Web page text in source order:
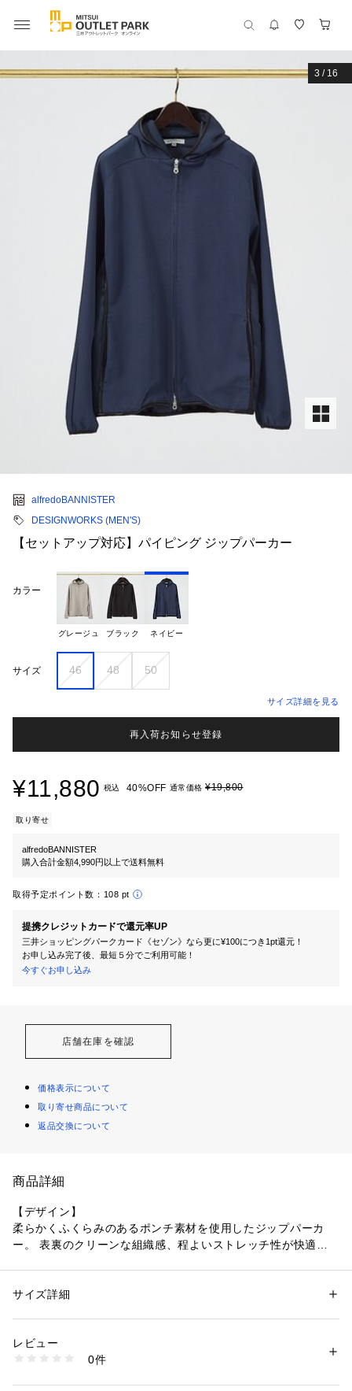
3 / 16
alfredoBANNISTER
DESIGNWORKS (MEN'S)
【セットアップ対応】パイピング ジップパーカー
カラー
グレージュ ブラック ネイビー
サイズ 46 48 50
サイズ詳細を見る
再入荷お知らせ登録
¥11,880 税込 40%OFF 通常価格 ¥19,800
取り寄せ
alfredoBANNISTER
購入合計金額4,990円以上で送料無料
取得予定ポイント数： 108 pt
提携クレジットカードで還元率UP
三井ショッピングパークカード《セゾン》なら更に¥100につき1pt還元！
お申し込み完了後、最短５分でご利用可能！
今すぐお申し込み
店舗在庫を確認
価格表示について
取り寄せ商品について
返品交換について
商品詳細
【デザイン】
柔らかくふくらみのあるポンチ素材を使用したジップパーカ
ー。 表裏のクリーンな組織感、程よいストレッチ性が快適な
イント。
適度なハリと滑らかな肌触りが特徴のポンチ素材を使用。ポリ
ウレタンが入っているので、ストレッチ性があり着心地も快適
性別：メンズ
素材：綿50% ポリエステル45% ポリウレタン5%
洗濯：手洗い可
※詳しい洗濯方法については、商品の品質表示タグをご覧ください
03480923000 （ショップ）
サイズ詳細
レビュー
0件